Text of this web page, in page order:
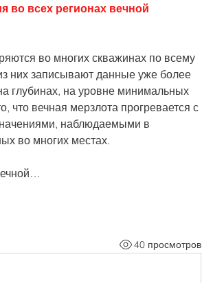
во всех регионах вечной
во многих скважинах по всему
них записывают данные уже более
глубинах, на уровне минимальных
что вечная мерзлота прогревается с
наблюдаемыми в
во многих местах.
40 просмотров